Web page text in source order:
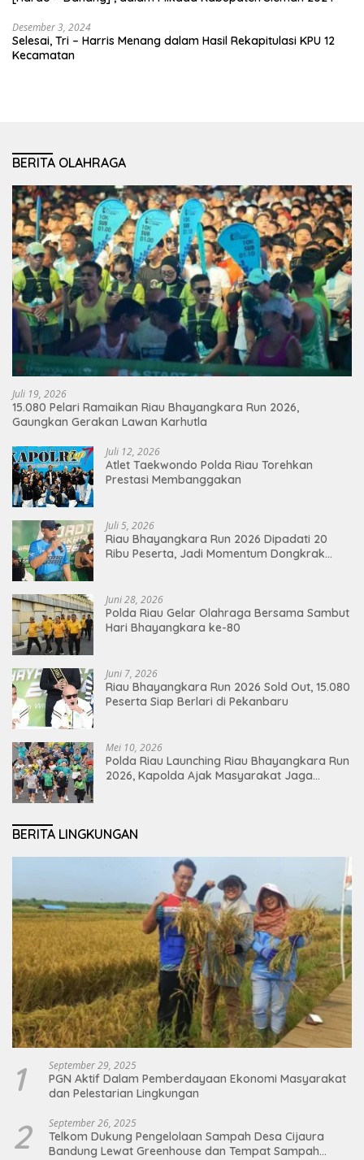
Desember 3, 2024
Selesai, Tri – Harris Menang dalam Hasil Rekapitulasi KPU 12
Kecamatan
BERITA OLAHRAGA
Juli 19, 2026
15.080 Pelari Ramaikan Riau Bhayangkara Run 2026,
Gaungkan Gerakan Lawan Karhutla
Juli 12, 2026
Atlet Taekwondo Polda Riau Torehkan
Prestasi Membanggakan
Juli 5, 2026
Riau Bhayangkara Run 2026 Dipadati 20
Ribu Peserta, Jadi Momentum Dongkrak
Juni 28, 2026
Polda Riau Gelar Olahraga Bersama Sambut
Hari Bhayangkara ke-80
Juni 7, 2026
Riau Bhayangkara Run 2026 Sold Out, 15.080
Peserta Siap Berlari di Pekanbaru
Mei 10, 2026
Polda Riau Launching Riau Bhayangkara Run
2026, Kapolda Ajak Masyarakat Jaga
BERITA LINGKUNGAN
1 September 29, 2025
PGN Aktif Dalam Pemberdayaan Ekonomi Masyarakat
dan Pelestarian Lingkungan
2 September 26, 2025
Telkom Dukung Pengelolaan Sampah Desa Cijaura
Bandung Lewat Greenhouse dan Tempat Sampah